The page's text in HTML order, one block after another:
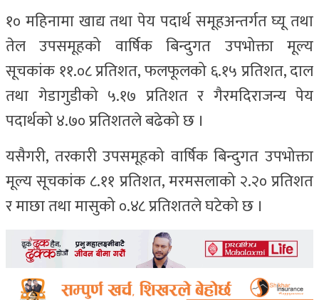
१० महिनामा खाद्य तथा पेय पदार्थ समूहअन्तर्गत घ्यू तथा
तेल उपसमूहको वार्षिक बिन्दुगत उपभोक्ता मूल्य
सूचकांक ११.०८ प्रतिशत, फलफूलको ६.१५ प्रतिशत, दाल
तथा गेडागुडीको ५.१७ प्रतिशत र गैरमदिराजन्य पेय
पदार्थको ४.७० प्रतिशतले बढेको छ ।
यसैगरी, तरकारी उपसमूहको वार्षिक बिन्दुगत उपभोक्ता
मूल्य सूचकांक ८.११ प्रतिशत, मरमसलाको २.२० प्रतिशत
र माछा तथा मासुको ०.४८ प्रतिशतले घटेको छ ।